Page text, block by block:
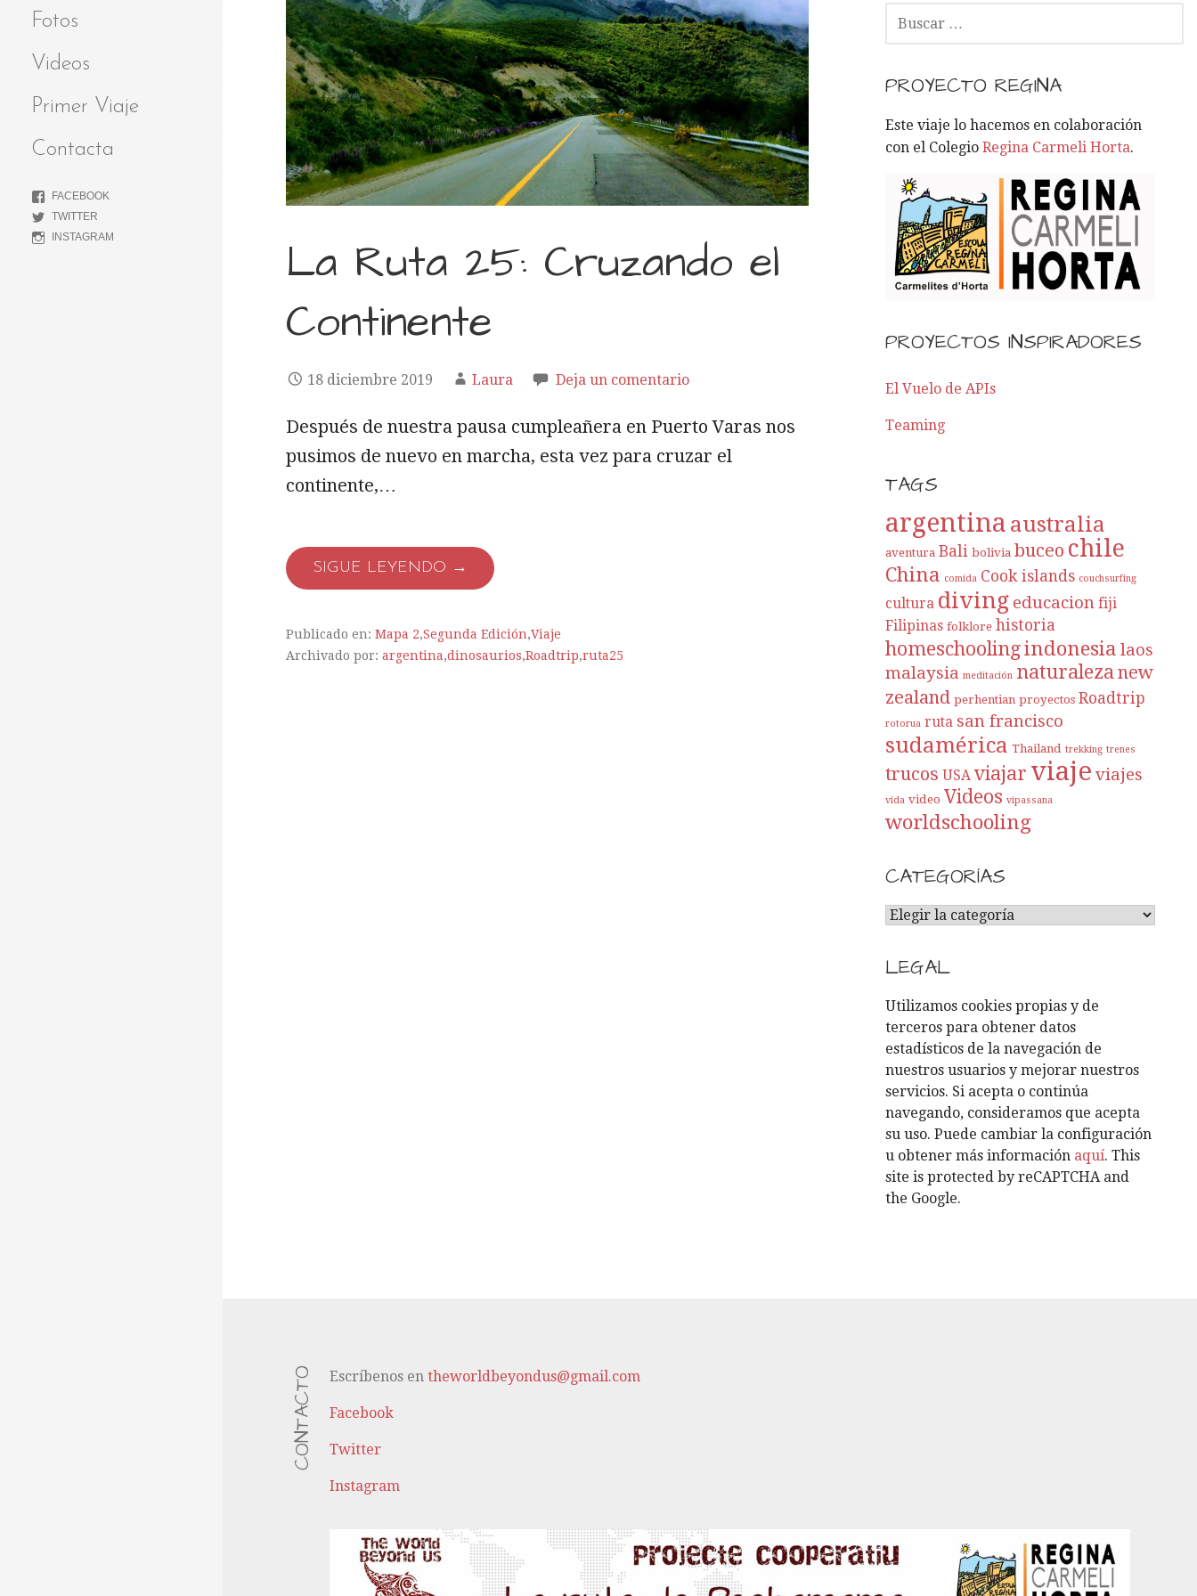
Fotos
Videos
Primer Viaje
Contacta
FACEBOOK
TWITTER
INSTAGRAM
La Ruta 25: Cruzando el
Continente
18 diciembre 2019 Laura Deja un comentario
Después de nuestra pausa cumpleañera en Puerto Varas nos
pusimos de nuevo en marcha, esta vez para cruzar el
continente,…
SIGUE LEYENDO →
Publicado en: Mapa 2,Segunda Edición,Viaje
Archivado por: argentina,dinosaurios,Roadtrip,ruta25
C
R
:
PROYECTO REGINA
Este viaje lo hacemos en colaboración
con el ColegioRegina Carmeli Horta.
PROYECTOS INSPIRADORES
El Vuelo de APIs
Teaming
TAGS
argentina australia
aventura Bali bolivia buceo chile
China comida Cook islands couchsurfing
cultura diving educacion fiji
Filipinas folklore historia
homeschoolingindonesia laos
malaysia meditación naturalezanew
zealand perhentian proyectos Roadtrip
rotorua ruta san francisco
sudamérica Thailand trekking trenes
trucos USA viajar viaje viajes
vida video Videos vipassana
worldschooling
CATEGORÍAS
C
T
E
G
O
R
Í
A
S
LEGAL
Utilizamos cookies propias y de
terceros para obtener datos
estadísticos de la navegación de
nuestros usuarios y mejorar nuestros
servicios. Si acepta o continúa
navegando, consideramos que acepta
su uso. Puede cambiar la configuración
u obtener más información aquí. This
site is protected by reCAPTCHA and
the Google.
CONTACTO Escríbenos entheworldbeyondus@gmail.com
Facebook
Twitter
Instagram